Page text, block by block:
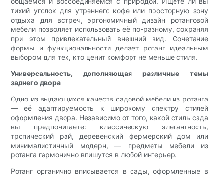
тихий уголок для утреннего кофе или просторную зону
отдыха для встреч, эргономичный дизайн ротанговой
мебели позволяет использовать её по-разному, сохраняя
при этом привлекательный внешний вид. Сочетание
формы и функциональности делает ротанг идеальным
выбором для тех, кто ценит комфорт не меньше стиля.
Универсальность, дополняющая различные темы
заднего двора
Одно из выдающихся качеств садовой мебели из ротанга
— её адаптируемость к широкому спектру стилей
оформления двора. Независимо от того, какой стиль сада
вы предпочитаете: классическую элегантность,
тропический рай, деревенский фермерский дом или
минималистичный модерн, — предметы мебели из
ротанга гармонично впишутся в любой интерьер.
Ротанг органично вписывается в сады, оформленные в